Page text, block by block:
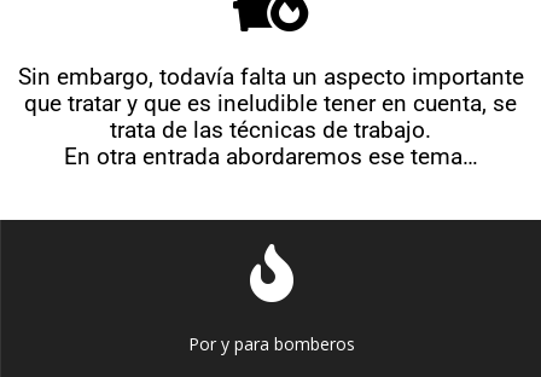
Sin embargo, todavía falta un aspecto importante
que tratar y que es ineludible tener en cuenta, se
trata de las técnicas de trabajo.
En otra entrada abordaremos ese tema…
Por y para bomberos